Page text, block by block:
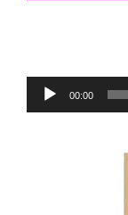
Audio
Player
00:00